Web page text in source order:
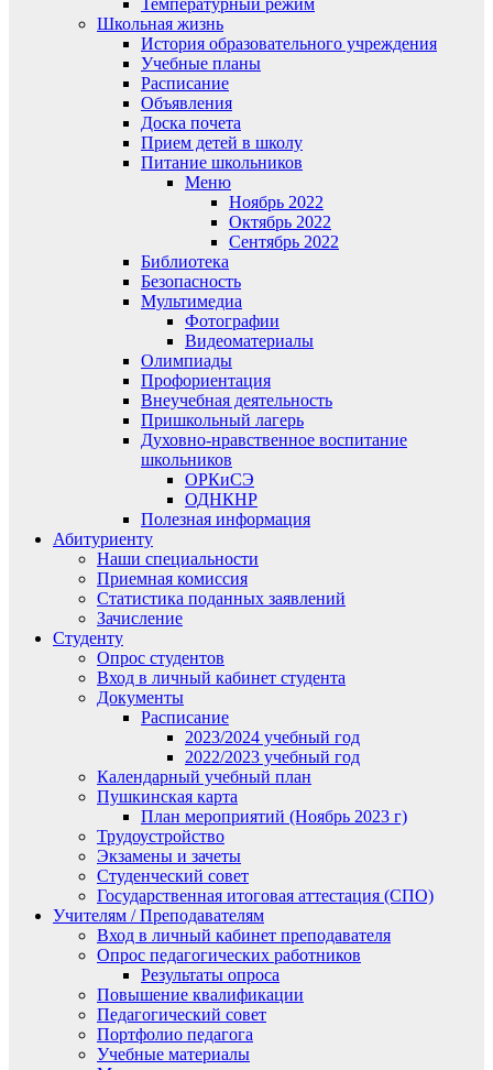
Температурный режим
Школьная жизнь
История образовательного учреждения
Учебные планы
Расписание
Объявления
Доска почета
Прием детей в школу
Питание школьников
Меню
Ноябрь 2022
Октябрь 2022
Сентябрь 2022
Библиотека
Безопасность
Мультимедиа
Фотографии
Видеоматериалы
Олимпиады
Профориентация
Внеучебная деятельность
Пришкольный лагерь
Духовно-нравственное воспитание
школьников
ОРКиСЭ
ОДНКНР
Полезная информация
Абитуриенту
Наши специальности
Приемная комиссия
Статистика поданных заявлений
Зачисление
Студенту
Опрос студентов
Вход в личный кабинет студента
Документы
Расписание
2023/2024 учебный год
2022/2023 учебный год
Календарный учебный план
Пушкинская карта
План мероприятий (Ноябрь 2023 г)
Трудоустройство
Экзамены и зачеты
Студенческий совет
Государственная итоговая аттестация (СПО)
Учителям / Преподавателям
Вход в личный кабинет преподавателя
Опрос педагогических работников
Результаты опроса
Повышение квалификации
Педагогический совет
Портфолио педагога
Учебные материалы